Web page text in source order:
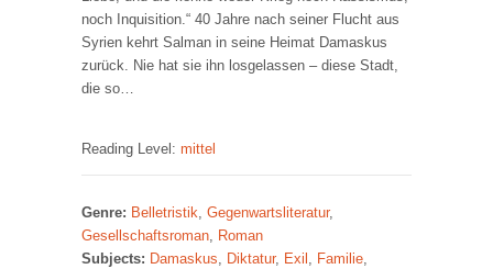
noch Inquisition.“ 40 Jahre nach seiner Flucht aus
Syrien kehrt Salman in seine Heimat Damaskus
zurück. Nie hat sie ihn losgelassen – diese Stadt,
die so…
Reading Level: mittel
Genre: Belletristik, Gegenwartsliteratur,
Gesellschaftsroman, Roman
Subjects: Damaskus, Diktatur, Exil , Familie,